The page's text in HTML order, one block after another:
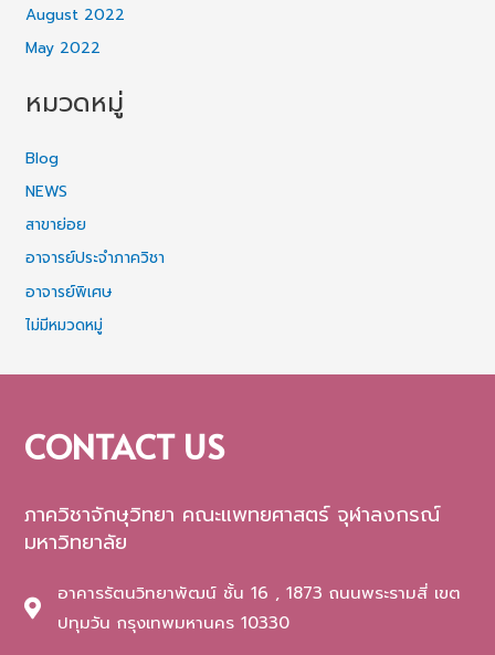
August 2022
May 2022
หมวดหมู่
Blog
NEWS
สาขาย่อย
อาจารย์ประจำภาควิชา
อาจารย์พิเศษ
ไม่มีหมวดหมู่
CONTACT US
ภาควิชาจักษุวิทยา คณะแพทยศาสตร์ จุฬาลงกรณ์
มหาวิทยาลัย
อาคารรัตนวิทยาพัฒน์ ชั้น 16 , 1873 ถนนพระรามสี่ เขต
ปทุมวัน กรุงเทพมหานคร 10330